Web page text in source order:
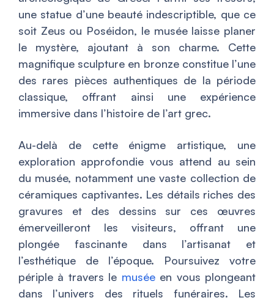
une statue d’une beauté indescriptible, que ce
soit Zeus ou Poséidon, le musée laisse planer
le mystère, ajoutant à son charme. Cette
magnifique sculpture en bronze constitue l’une
des rares pièces authentiques de la période
classique, offrant ainsi une expérience
immersive dans l’histoire de l’art grec.
Au-delà de cette énigme artistique, une
exploration approfondie vous attend au sein
du musée, notamment une vaste collection de
céramiques captivantes. Les détails riches des
gravures et des dessins sur ces œuvres
émerveilleront les visiteurs, offrant une
plongée fascinante dans l’artisanat et
l’esthétique de l’époque. Poursuivez votre
périple à travers le muséeen vous plongeant
dans l’univers des rituels funéraires. Les